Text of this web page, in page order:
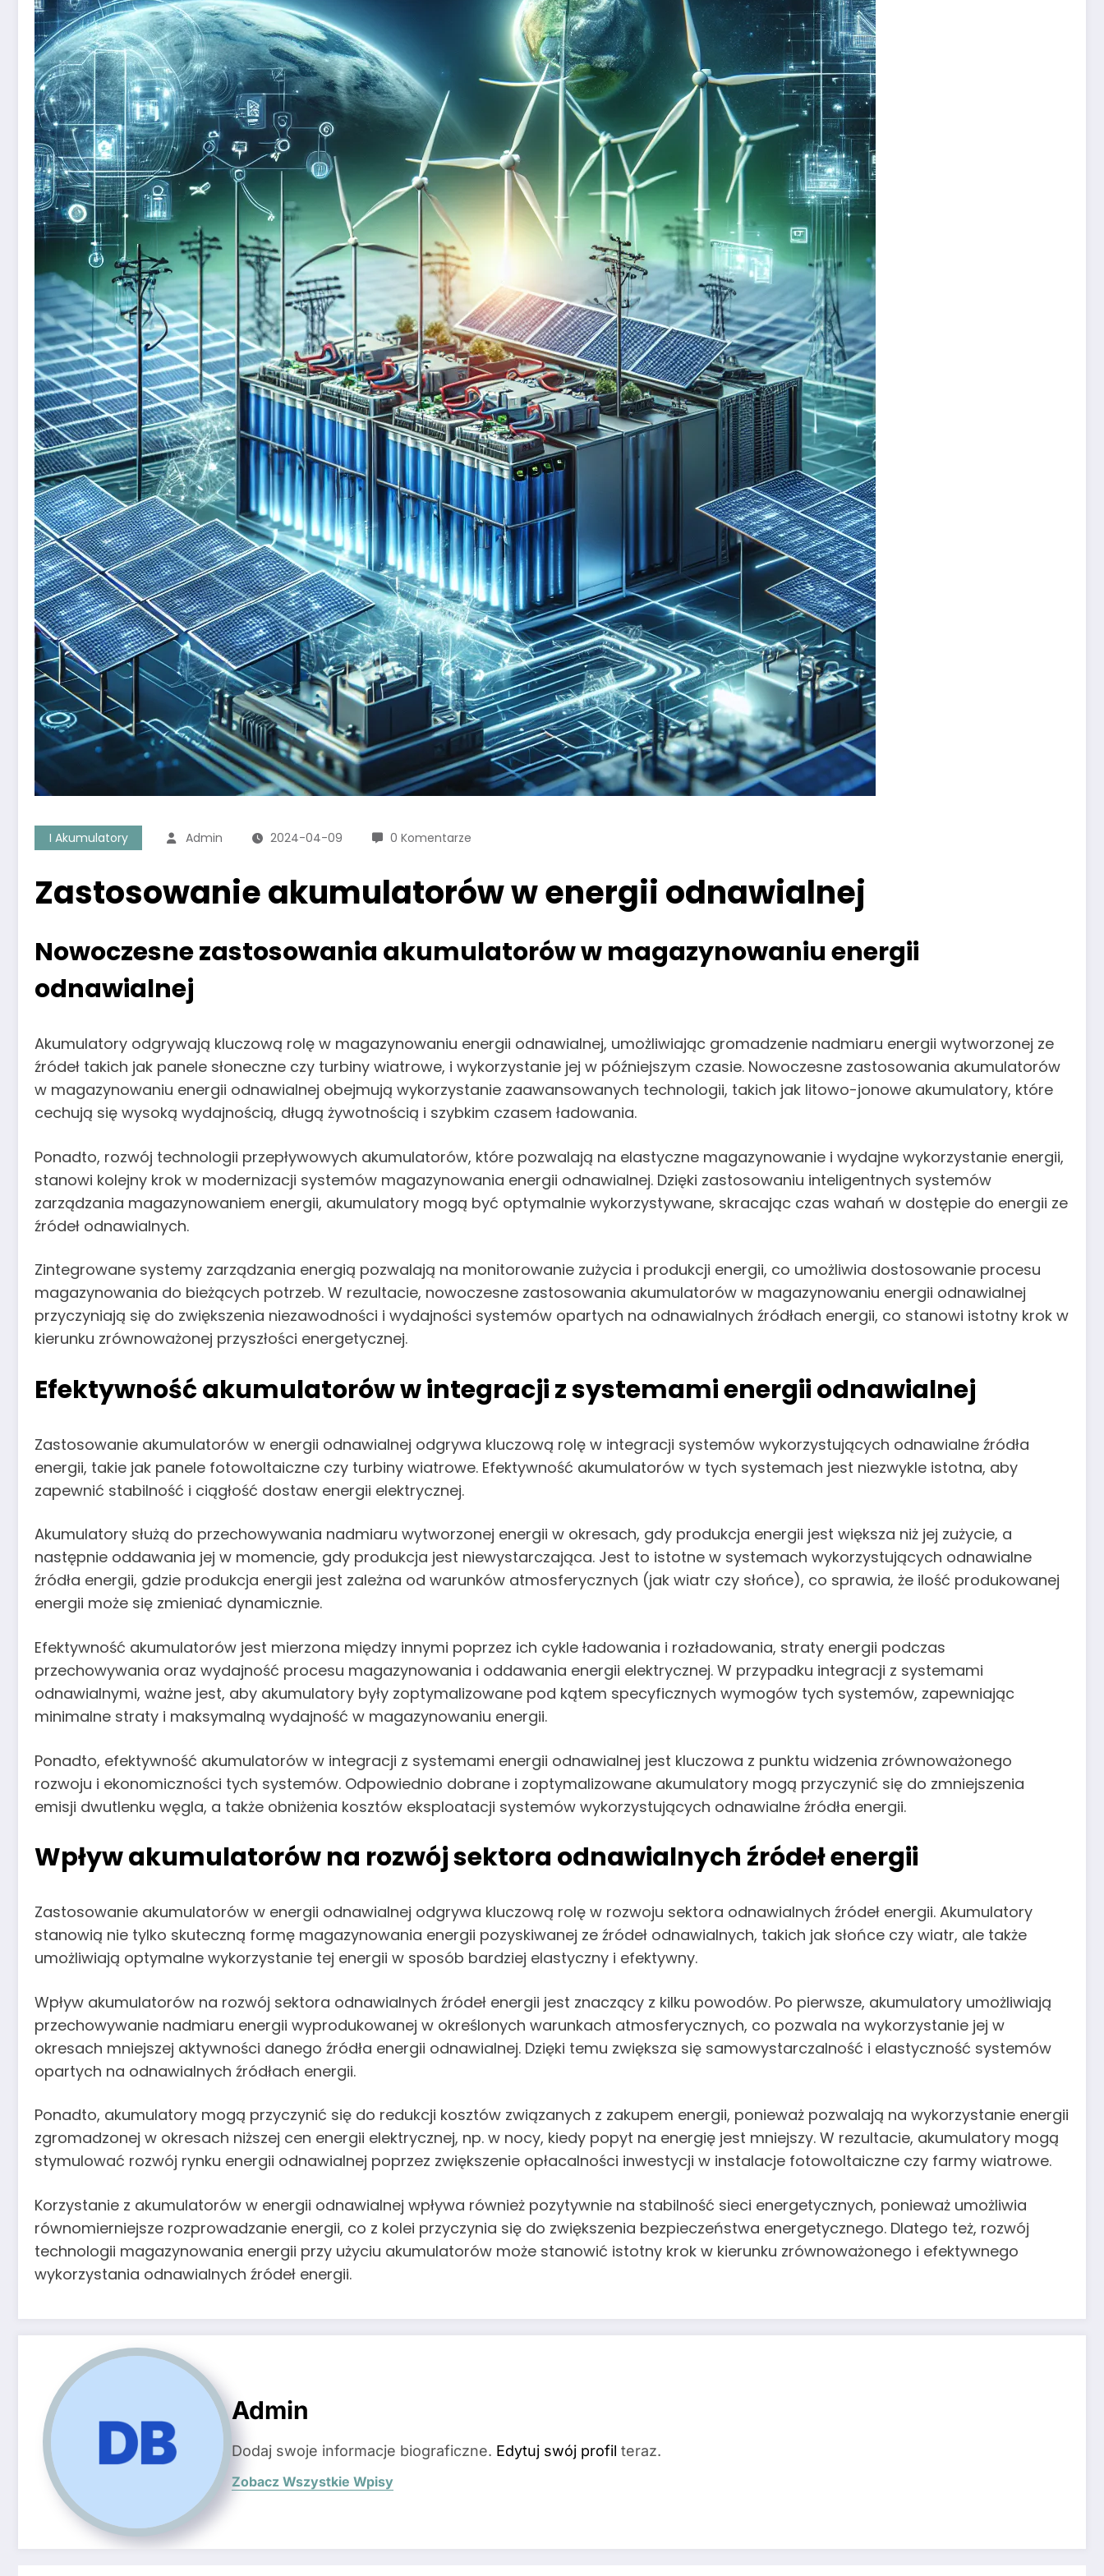
I Akumulatory Admin 2024-04-09 0 Komentarze
Zastosowanie akumulatorów w energii odnawialnej
Nowoczesne zastosowania akumulatorów w magazynowaniu energii
odnawialnej
Akumulatory odgrywają kluczową rolę w magazynowaniu energii odnawialnej, umożliwiając gromadzenie nadmiaru energii wytworzonej ze
źródeł takich jak panele słoneczne czy turbiny wiatrowe, i wykorzystanie jej w późniejszym czasie. Nowoczesne zastosowania akumulatorów
w magazynowaniu energii odnawialnej obejmują wykorzystanie zaawansowanych technologii, takich jak litowo-jonowe akumulatory, które
cechują się wysoką wydajnością, długą żywotnością i szybkim czasem ładowania.
Ponadto, rozwój technologii przepływowych akumulatorów, które pozwalają na elastyczne magazynowanie i wydajne wykorzystanie energii,
stanowi kolejny krok w modernizacji systemów magazynowania energii odnawialnej. Dzięki zastosowaniu inteligentnych systemów
zarządzania magazynowaniem energii, akumulatory mogą być optymalnie wykorzystywane, skracając czas wahań w dostępie do energii ze
źródeł odnawialnych.
Zintegrowane systemy zarządzania energią pozwalają na monitorowanie zużycia i produkcji energii, co umożliwia dostosowanie procesu
magazynowania do bieżących potrzeb. W rezultacie, nowoczesne zastosowania akumulatorów w magazynowaniu energii odnawialnej
przyczyniają się do zwiększenia niezawodności i wydajności systemów opartych na odnawialnych źródłach energii, co stanowi istotny krok w
kierunku zrównoważonej przyszłości energetycznej.
Efektywność akumulatorów w integracji z systemami energii odnawialnej
Zastosowanie akumulatorów w energii odnawialnej odgrywa kluczową rolę w integracji systemów wykorzystujących odnawialne źródła
energii, takie jak panele fotowoltaiczne czy turbiny wiatrowe. Efektywność akumulatorów w tych systemach jest niezwykle istotna, aby
zapewnić stabilność i ciągłość dostaw energii elektrycznej.
Akumulatory służą do przechowywania nadmiaru wytworzonej energii w okresach, gdy produkcja energii jest większa niż jej zużycie, a
następnie oddawania jej w momencie, gdy produkcja jest niewystarczająca. Jest to istotne w systemach wykorzystujących odnawialne
źródła energii, gdzie produkcja energii jest zależna od warunków atmosferycznych (jak wiatr czy słońce), co sprawia, że ilość produkowanej
energii może się zmieniać dynamicznie.
Efektywność akumulatorów jest mierzona między innymi poprzez ich cykle ładowania i rozładowania, straty energii podczas
przechowywania oraz wydajność procesu magazynowania i oddawania energii elektrycznej. W przypadku integracji z systemami
odnawialnymi, ważne jest, aby akumulatory były zoptymalizowane pod kątem specyficznych wymogów tych systemów, zapewniając
minimalne straty i maksymalną wydajność w magazynowaniu energii.
Ponadto, efektywność akumulatorów w integracji z systemami energii odnawialnej jest kluczowa z punktu widzenia zrównoważonego
rozwoju i ekonomiczności tych systemów. Odpowiednio dobrane i zoptymalizowane akumulatory mogą przyczynić się do zmniejszenia
emisji dwutlenku węgla, a także obniżenia kosztów eksploatacji systemów wykorzystujących odnawialne źródła energii.
Wpływ akumulatorów na rozwój sektora odnawialnych źródeł energii
Zastosowanie akumulatorów w energii odnawialnej odgrywa kluczową rolę w rozwoju sektora odnawialnych źródeł energii. Akumulatory
stanowią nie tylko skuteczną formę magazynowania energii pozyskiwanej ze źródeł odnawialnych, takich jak słońce czy wiatr, ale także
umożliwiają optymalne wykorzystanie tej energii w sposób bardziej elastyczny i efektywny.
Wpływ akumulatorów na rozwój sektora odnawialnych źródeł energii jest znaczący z kilku powodów. Po pierwsze, akumulatory umożliwiają
przechowywanie nadmiaru energii wyprodukowanej w określonych warunkach atmosferycznych, co pozwala na wykorzystanie jej w
okresach mniejszej aktywności danego źródła energii odnawialnej. Dzięki temu zwiększa się samowystarczalność i elastyczność systemów
opartych na odnawialnych źródłach energii.
Ponadto, akumulatory mogą przyczynić się do redukcji kosztów związanych z zakupem energii, ponieważ pozwalają na wykorzystanie energii
zgromadzonej w okresach niższej cen energii elektrycznej, np. w nocy, kiedy popyt na energię jest mniejszy. W rezultacie, akumulatory mogą
stymulować rozwój rynku energii odnawialnej poprzez zwiększenie opłacalności inwestycji w instalacje fotowoltaiczne czy farmy wiatrowe.
Korzystanie z akumulatorów w energii odnawialnej wpływa również pozytywnie na stabilność sieci energetycznych, ponieważ umożliwia
równomierniejsze rozprowadzanie energii, co z kolei przyczynia się do zwiększenia bezpieczeństwa energetycznego. Dlatego też, rozwój
technologii magazynowania energii przy użyciu akumulatorów może stanowić istotny krok w kierunku zrównoważonego i efektywnego
wykorzystania odnawialnych źródeł energii.
Admin
Dodaj swoje informacje biograficzne. Edytuj swój profil teraz.
Zobacz Wszystkie Wpisy